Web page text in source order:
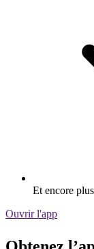
Et encore
Ouvrir l'app